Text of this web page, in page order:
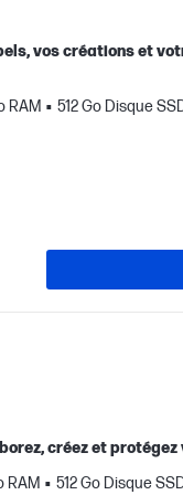
vos créations et
RAM 512 Go Disque
créez et
RAM 512 Go Disque